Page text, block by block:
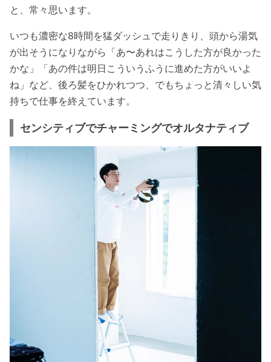
と、常々思います。
いつも濃密な8時間を猛ダッシュで走りきり、頭から湯気
が出そうになりながら「あ〜あれはこうした方が良かった
かな」「あの件は明日こういうふうに進めた方がいいよ
ね」など、後ろ髪をひかれつつ、でもちょっと清々しい気
持ちで仕事を終えています。
センシティブでチャーミングでオルタナティブ